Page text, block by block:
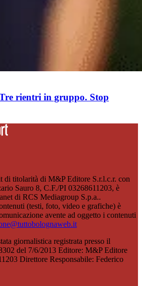
rientri in gruppo. Stop
di titolarità di M&P Editore S.r.l.c.r. con
Sauro 8, C.F./PI 03268611203, è
di RCS Mediagroup S.p.a..
(testi, foto, video e grafiche) è
avente ad oggetto i contenuti
giornalistica registrata presso il
del 7/6/2013 Editore: M&P Editore
Direttore Responsabile: Federico